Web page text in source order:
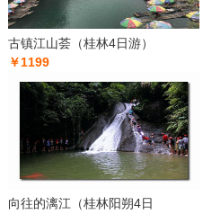
古镇江山荟（桂林4日游）
￥1199
向往的漓江（桂林阳朔4日